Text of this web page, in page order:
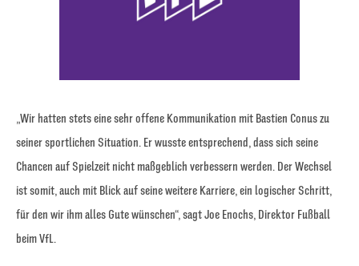
„Wir hatten stets eine sehr offene Kommunikation mit Bastien Conus zu
seiner sportlichen Situation. Er wusste entsprechend, dass sich seine
Chancen auf Spielzeit nicht maßgeblich verbessern werden. Der Wechsel
ist somit, auch mit Blick auf seine weitere Karriere, ein logischer Schritt,
für den wir ihm alles Gute wünschen“, sagt Joe Enochs, Direktor Fußball
beim VfL.